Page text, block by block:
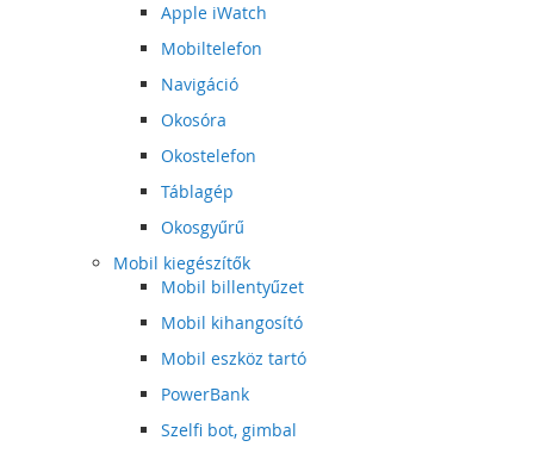
Apple iWatch
Mobiltelefon
Navigáció
Okosóra
Okostelefon
Táblagép
Okosgyűrű
Mobil kiegészítők
Mobil billentyűzet
Mobil kihangosító
Mobil eszköz tartó
PowerBank
Szelfi bot, gimbal